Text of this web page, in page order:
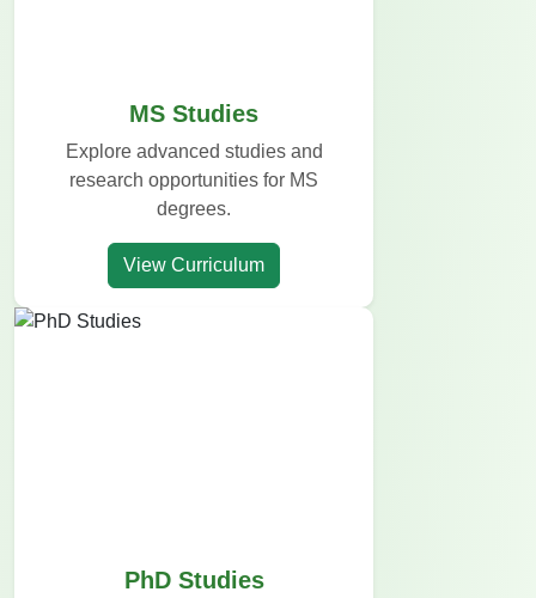
MS Studies
Explore advanced studies and
research opportunities for MS
degrees.
View Curriculum
PhD Studies